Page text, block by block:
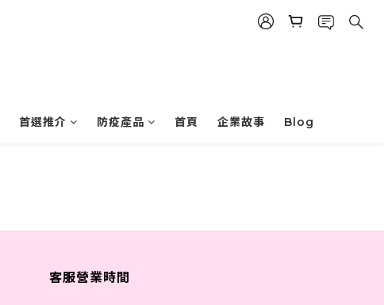
首選推介 防疫產品 首頁 企業故事 Blog
客服營業時間